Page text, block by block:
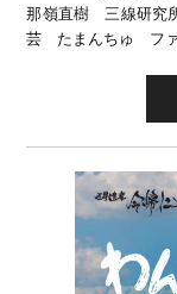
那嶺直樹 三線研究
芸 たまんちゅ ファ